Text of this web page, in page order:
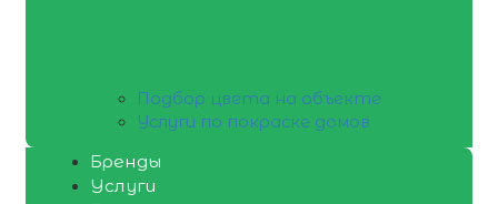
Подбор цвета на объекте
Услуги по покраске домов
Бренды
Услуги